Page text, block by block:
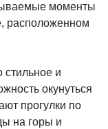
моменты
расположенном
стильное и
окунуться
прогулки по
на горы и